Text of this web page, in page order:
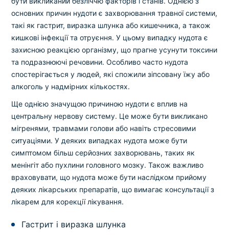
основних причин нудоти є захворювання травної системи,
такі як гастрит, виразка шлунка або кишечника, а також
кишкові інфекції та отруєння. У цьому випадку нудота є
захисною реакцією організму, що прагне усунути токсини
та подразнюючі речовини. Особливо часто нудота
спостерігається у людей, які спожили зіпсовану їжу або
алкоголь у надмірних кількостях.
Ще однією значущою причиною нудоти є вплив на
центральну нервову систему. Це може бути викликано
мігренями, травмами голови або навіть стресовими
ситуаціями. У деяких випадках нудота може бути
симптомом більш серйозних захворювань, таких як
менінгіт або пухлини головного мозку. Також важливо
враховувати, що нудота може бути наслідком прийому
деяких лікарських препаратів, що вимагає консультації з
лікарем для корекції лікування.
Гастрит і виразка шлунка